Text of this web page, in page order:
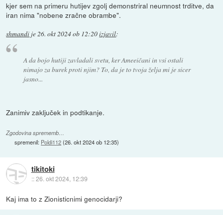
kjer sem na primeru hutijev zgolj demonstriral neumnost trditve, da
iran nima "nobene zračne obrambe".
shmandi je26. okt 2024 ob 12:20izjavil:
A da bojo hutiji zavladali svetu, ker Ameeičani in vsi ostali
nimajo za burek proti njim? To, da je to tvoja želja mi je sicer
jasno...
Zanimiv zaključek in podtikanje.
Zgodovina sprememb…
spremenil: Poldi112(26. okt 2024 ob 12:35)
tikitoki
::26. okt 2024, 12:39
Kaj ima to z Zionisticnimi genocidarji?